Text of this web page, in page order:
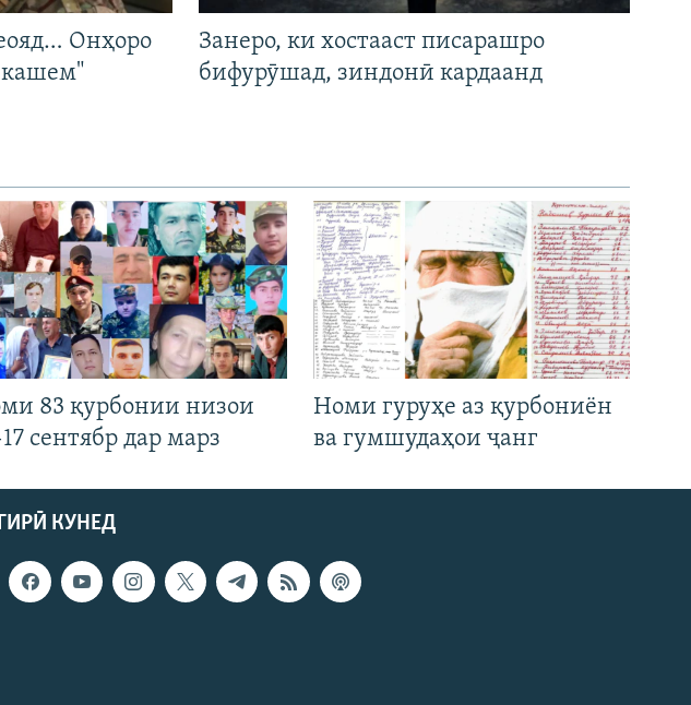
Онҳоро
кашем"
Занеро, ки хостааст писарашро
бифурӯшад, зиндонӣ кардаанд
83 қурбонии низои
сентябр дар марз
Номи гуруҳе аз қурбониён
ва гумшудаҳои ҷанг
КУНЕД